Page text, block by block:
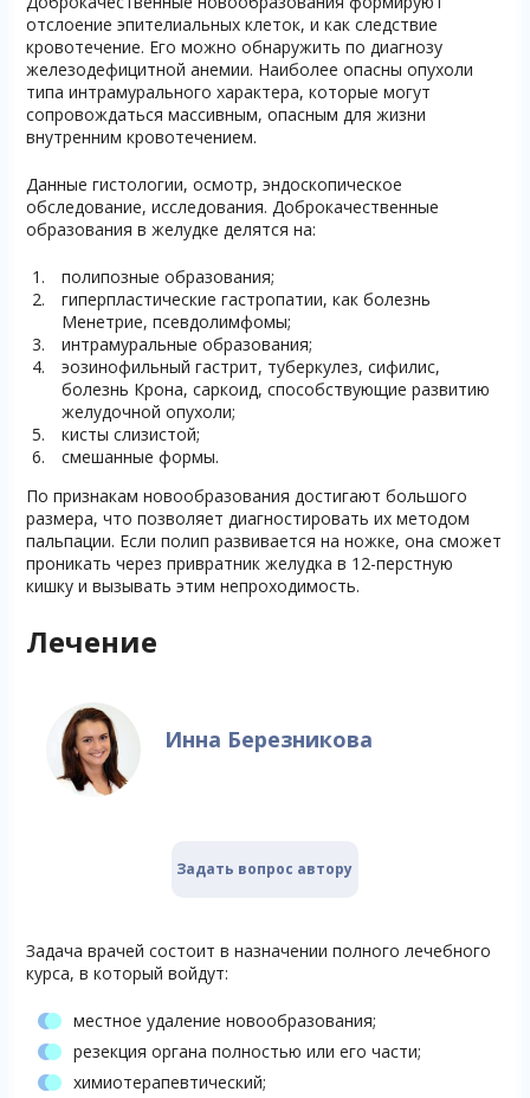
отслоение эпителиальных клеток, и как следствие
кровотечение. Его можно обнаружить по диагнозу
железодефицитной анемии. Наиболее опасны опухоли
типа интрамурального характера, которые могут
сопровождаться массивным, опасным для жизни
внутренним кровотечением.
Данные гистологии, осмотр, эндоскопическое
обследование, исследования. Доброкачественные
образования в желудке делятся на:
полипозные образования;
гиперпластические гастропатии, как болезнь
Менетрие, псевдолимфомы;
интрамуральные образования;
эозинофильный гастрит, туберкулез, сифилис,
болезнь Крона, саркоид, способствующие развитию
желудочной опухоли;
кисты слизистой;
смешанные формы.
По признакам новообразования достигают большого
размера, что позволяет диагностировать их методом
пальпации. Если полип развивается на ножке, она сможет
проникать через привратник желудка в 12-перстную
кишку и вызывать этим непроходимость.
Лечение
Инна Березникова
Задать вопрос автору
Задача врачей состоит в назначении полного лечебного
курса, в который войдут:
местное удаление новообразования;
резекция органа полностью или его части;
химиотерапевтический;